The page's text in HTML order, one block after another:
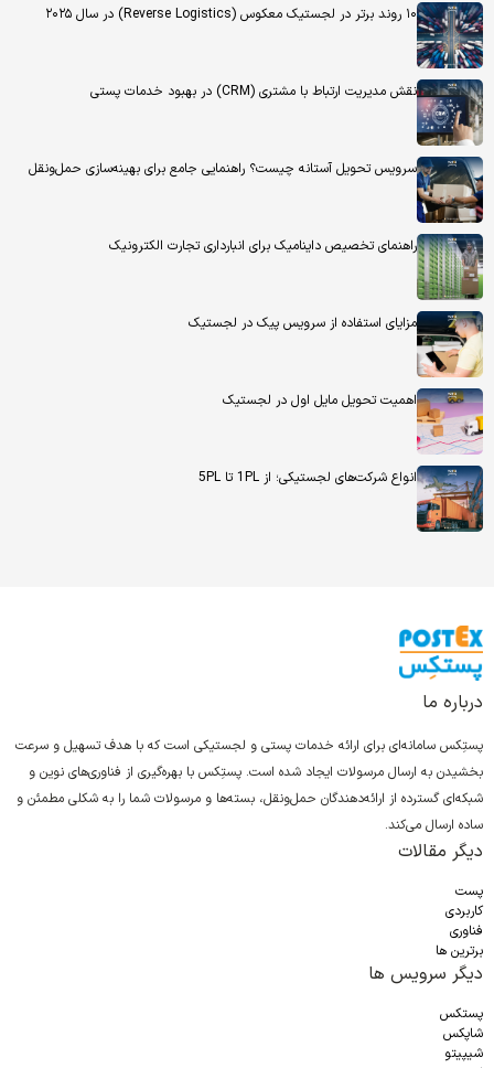
۱۰ روند برتر در لجستیک معکوس (Reverse Logistics) در سال ۲۰۲۵
نقش مدیریت ارتباط با مشتری (CRM) در بهبود خدمات پستی
سرویس تحویل آستانه چیست؟ راهنمایی جامع برای بهینه‌سازی حمل‌ونقل
راهنمای تخصیص داینامیک برای انبارداری تجارت الکترونیک
مزایای استفاده از سرویس پیک در لجستیک
اهمیت تحویل مایل اول در لجستیک
انواع شرکت‌های لجستیکی؛ از 1PL تا 5PL
درباره ما
پستِکس سامانه‌ای برای ارائه خدمات پستی و لجستیکی است که با هدف تسهیل و سرعت
بخشیدن به ارسال مرسولات ایجاد شده است. پستِکس با بهره‌گیری از فناوری‌های نوین و
شبکه‌ای گسترده از ارائه‌دهندگان حمل‌ونقل، بسته‌ها و مرسولات شما را به شکلی مطمئن و
ساده ارسال می‌کند.
دیگر مقالات
پست
کاربردی
فناوری
برترین ها
دیگر سرویس ها
پستکس
شاپکس
شیپیتو